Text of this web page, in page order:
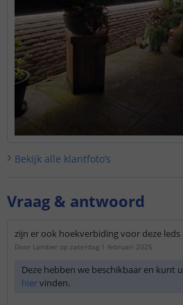
Bekijk alle klantfoto’s
Vraag & antwoord
zijn er ook hoekverbiding voor deze leds
Door Lamber op zaterdag 1 februari 2025
Deze hebben we beschikbaar en kunt u
hiervinden.